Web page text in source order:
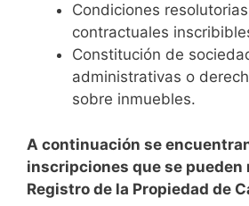
Condiciones
contractuales
Constitución de
administrativas o
sobre inmuebles.
A continuación se
inscripciones que se pueden
Registro de la Propiedad de